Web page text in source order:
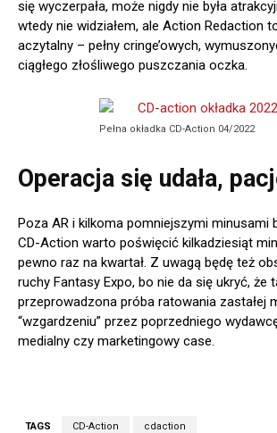
się wyczerpała, może nigdy nie była
wtedy nie widziałem, ale Action Redaction
aczytalny – pełny cringe’owych,
ciągłego złośliwego puszczania oczka.
Pełna okładka CD-Action 04/2022
Operacja się udała,
Poza AR i kilkoma pomniejszymi minusami
CD-Action warto poświęcić kilkadziesiąt
pewno raz na kwartał. Z uwagą będę też
ruchy Fantasy Expo, bo nie da się ukryć, że
przeprowadzona próba ratowania zastałej
“wzgardzeniu” przez poprzedniego
medialny czy marketingowy case.
TAGS CD-Action cdaction